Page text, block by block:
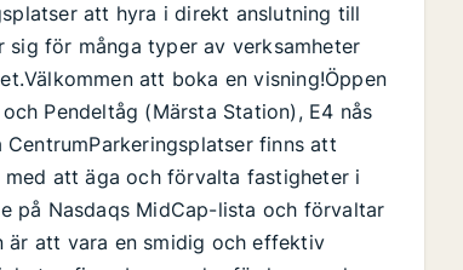
att hyra i direkt anslutning till
sig för många typer av verksamheter
att boka en visning!Öppen
Pendeltåg (Märsta Station), E4 nås
finns att
att äga och förvalta fastigheter i
på Nasdaqs MidCap-lista och förvaltar
är att vara en smidig och effektiv